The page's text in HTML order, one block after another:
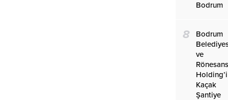
Bodrum
8
Bodrum
ve
Kaçak
Şantiye